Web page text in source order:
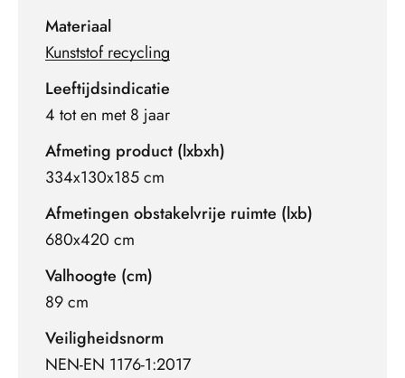
Materiaal
Kunststof recycling
Leeftijdsindicatie
4 tot en met 8 jaar
Afmeting product (lxbxh)
334x130x185 cm
Afmetingen obstakelvrije ruimte (lxb)
680x420 cm
Valhoogte (cm)
89 cm
Veiligheidsnorm
NEN-EN 1176-1:2017